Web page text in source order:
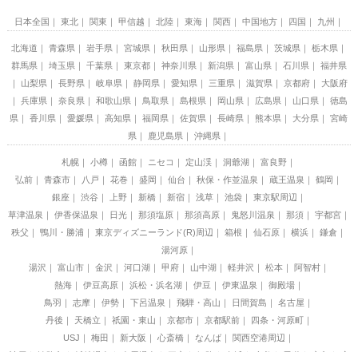
日本全国 東北 関東 甲信越 北陸 東海 関西 中国地方 四国 九州
北海道 青森県 岩手県 宮城県 秋田県 山形県 福島県 茨城県
栃木県
群馬県
埼玉県 千葉県 東京都 神奈川県 新潟県 富山県 石川県
福井県
山梨県
長野県 岐阜県 静岡県 愛知県 三重県 滋賀県 京都府
大阪府
兵庫県
奈良県 和歌山県 鳥取県 島根県 岡山県 広島県 山口県
徳島
県
香川県 愛媛県 高知県 福岡県 佐賀県 長崎県 熊本県 大分県
宮崎
県
鹿児島県 沖縄県
札幌 小樽 函館 ニセコ 定山渓 洞爺湖
富良野
弘前
青森市 八戸 花巻 盛岡 仙台 秋保・作並温泉 蔵王温泉
鶴岡
銀座
渋谷 上野 新橋 新宿 浅草 池袋
東京駅周辺
草津温泉
伊香保温泉 日光 那須塩原 那須高原 鬼怒川温泉 那須
宇都宮
秩父
鴨川・勝浦 東京ディズニーランド(R)周辺 箱根 仙石原 横浜
鎌倉
湯河原
湯沢
富山市 金沢 河口湖 甲府 山中湖 軽井沢 松本
阿智村
熱海
伊豆高原 浜松・浜名湖 伊豆 伊東温泉
御殿場
鳥羽
志摩 伊勢 下呂温泉 飛騨・高山 日間賀島
名古屋
丹後
天橋立 祇園・東山 京都市 京都駅前
四条・河原町
USJ
梅田 新大阪 心斎橋 なんば
関西空港周辺